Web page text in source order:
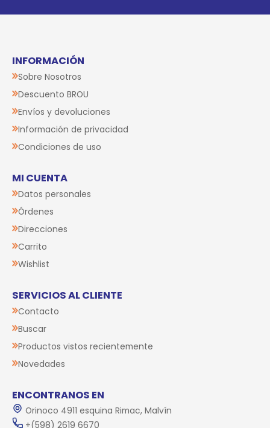
INFORMACIÓN
Sobre Nosotros
Descuento BROU
Envíos y devoluciones
Información de privacidad
Condiciones de uso
MI CUENTA
Datos personales
Órdenes
Direcciones
Carrito
Wishlist
SERVICIOS AL CLIENTE
Contacto
Buscar
Productos vistos recientemente
Novedades
ENCONTRANOS EN
Orinoco 4911 esquina Rimac, Malvín
+(598) 2619 6670